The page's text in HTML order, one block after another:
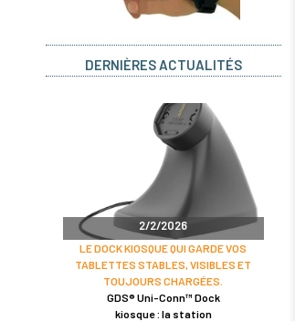
DERNIÈRES ACTUALITÉS
2/2/2026
LE DOCK KIOSQUE QUI GARDE VOS
TABLETTES STABLES, VISIBLES ET
TOUJOURS CHARGÉES.
GDS® Uni-Conn™ Dock
kiosque : la station